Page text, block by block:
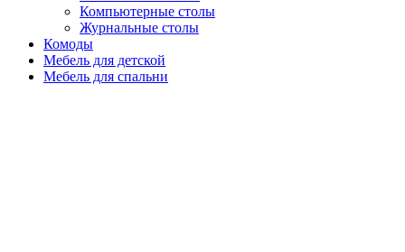
Компьютерные столы
Журнальные столы
Комоды
Мебель для детской
Мебель для спальни